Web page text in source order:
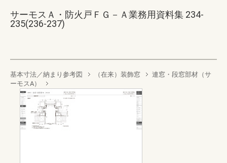
サーモスＡ・防火戸ＦＧ－Ａ業務用資料集 234-
235(236-237)
基本寸法／納まり参考図 （在来）装飾窓
連窓・段窓部材（サ
ーモスA）